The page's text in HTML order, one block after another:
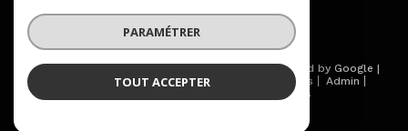
© 2026 | Tous droits réservés | Traduction powered by Google |
Nos honoraires
Plan du site Mentions légales
Admin
Cookies
PARAMÉTRER
TOUT ACCEPTER